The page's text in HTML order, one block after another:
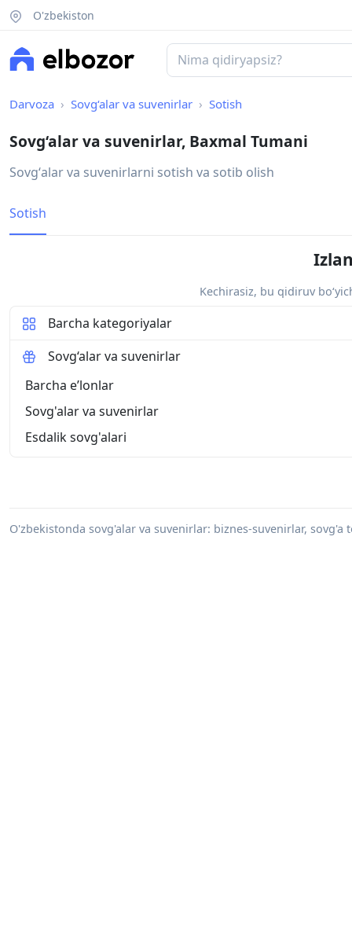
O'zbekiston
Darvoza Sovg‘alar va suvenirlar Sotish
Sovg‘alar va suvenirlar, Baxmal Tumani
Sovgʻalar va suvenirlarni sotish va sotib olish
Sotish
Kechirasiz, bu qidiruv
Barcha kategoriyalar
Sovg‘alar va suvenirlar
Barcha eʼlonlar
Sovg'alar va suvenirlar
Esdalik sovg'alari
O'zbekistonda sovg'alar va suvenirlar: biznes-suvenirlar,